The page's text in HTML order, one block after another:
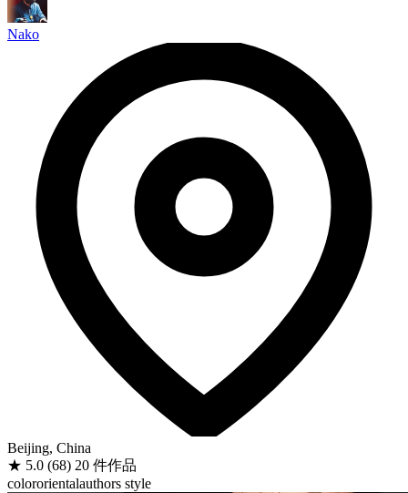
Nako
Beijing, China
★ 5.0 (68) 20 件作品
colororientalauthors style